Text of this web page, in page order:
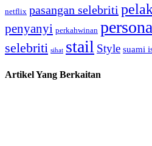
netflix pasangan selebriti
penyanyi perkahwinan
selebriti sihat stail Style suami
Artikel Yang Berkaitan